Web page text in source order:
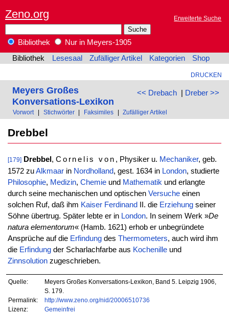
Zeno.org Erweiterte Suche
Bibliothek
Nur in Meyers-1905
Bibliothek
Lesesaal Zufälliger Artikel Kategorien Shop
DRUCKEN
<< Drebach| Dreber >>
Meyers Großes
Konversations-Lexikon
Vorwort Stichwörter Faksimiles Zufälliger Artikel
Drebbel
[179] Drebbel , Cornelis von , Physiker u. Mechaniker, geb.
1572 zuAlkmaarin Nordholland, gest. 1634 in London, studierte
Philosophie, Medizin, Chemieund Mathematikund erlangte
durch seine mechanischen und optischen Versucheeinen
solchen Ruf, daß ihm Kaiser Ferdinand II. die Erziehungseiner
Söhne übertrug. Später lebte er in London. In seinem Werk »De
natura elementorum« (Hamb. 1621) erhob er unbegründete
Ansprüche auf die Erfindungdes Thermometers, auch wird ihm
die Erfindungder Scharlachfarbe aus Kochenilleund
Zinnsolutionzugeschrieben.
Quelle:
Meyers Großes Konversations-Lexikon, Band 5. Leipzig 1906,
S. 179.
Permalink:
http://www.zeno.org/nid/20006510736
Lizenz:
Gemeinfrei